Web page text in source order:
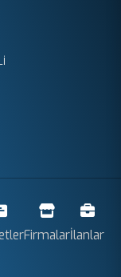
Firmalarİlanlar